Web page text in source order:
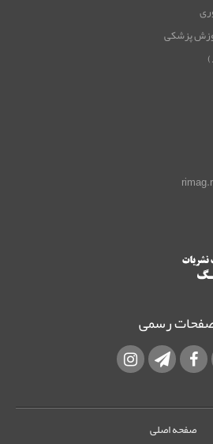
پزشکی
رسمی
صفحه اصلی